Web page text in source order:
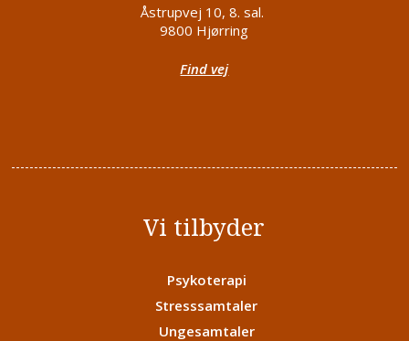
Åstrupvej 10, 8. sal.
9800 Hjørring
Find vej
Vi tilbyder
Psykoterapi
Stresssamtaler
Ungesamtaler